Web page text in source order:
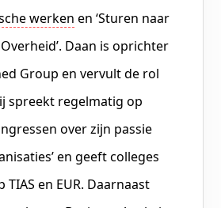
werken en ‘Sturen naar
Daan is oprichter
Group en vervult de rol
spreekt regelmatig op
over zijn passie
en geeft colleges
en EUR. Daarnaast